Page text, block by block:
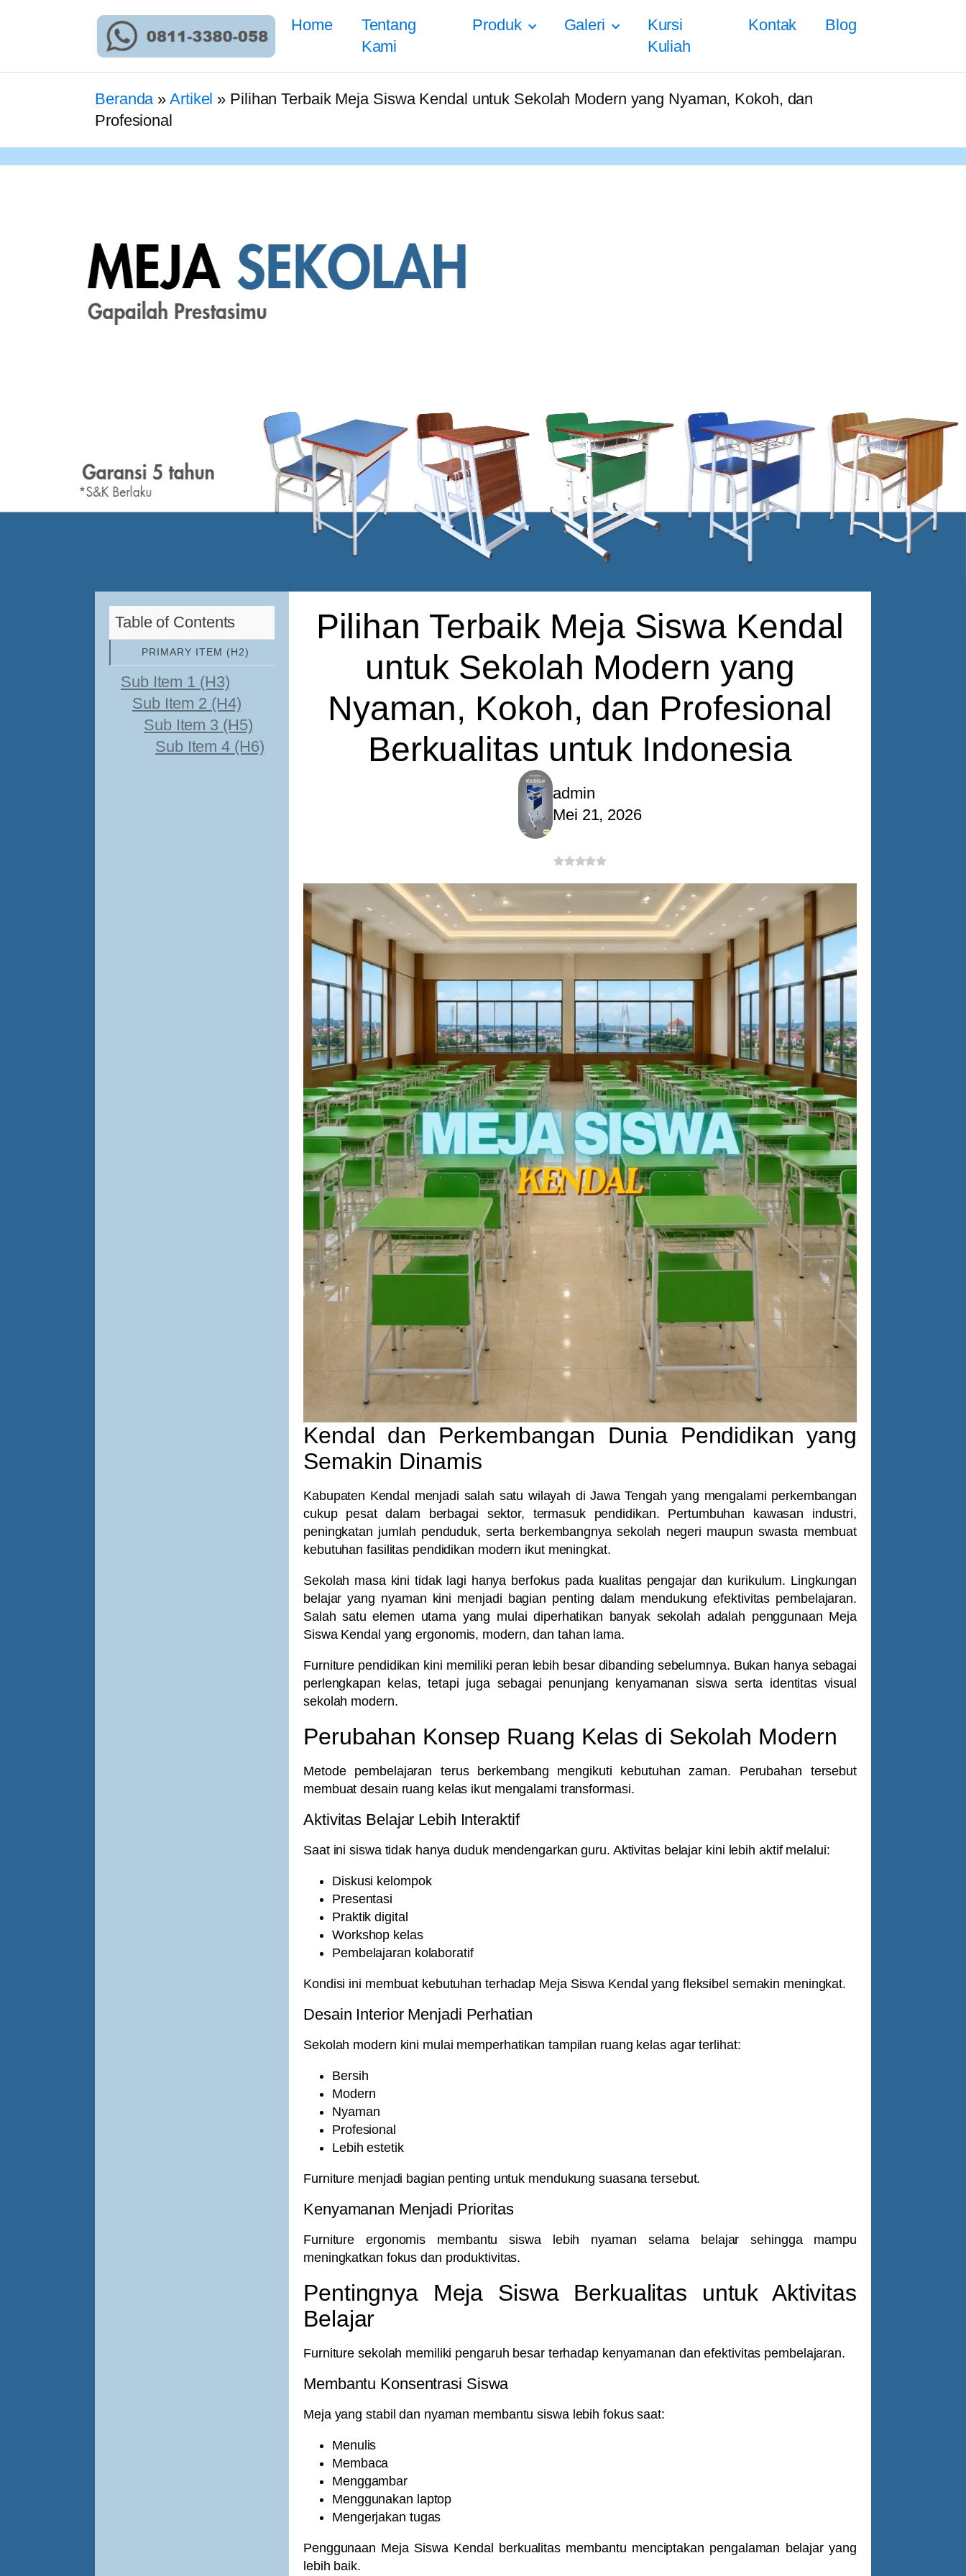
Home
Tentang
Kami
Produk Galeri
Kursi
Kuliah
Kontak Blog
Beranda»Artikel » Pilihan Terbaik Meja Siswa Kendal untuk Sekolah Modern yang Nyaman, Kokoh, dan
Profesional
Table of Contents
PRIMARY ITEM (H2)
Sub Item 1 (H3)
Sub Item 2 (H4)
Sub Item 3 (H5)
Sub Item 4 (H6)
Pilihan Terbaik Meja Siswa Kendal
untuk Sekolah Modern yang
Nyaman, Kokoh, dan Profesional
Berkualitas untuk Indonesia
admin
Mei 21, 2026
Kendal dan Perkembangan Dunia Pendidikan yang
Semakin Dinamis
Kabupaten Kendal menjadi salah satu wilayah di Jawa Tengah yang mengalami perkembangan
cukup pesat dalam berbagai sektor, termasuk pendidikan. Pertumbuhan kawasan industri,
peningkatan jumlah penduduk, serta berkembangnya sekolah negeri maupun swasta membuat
kebutuhan fasilitas pendidikan modern ikut meningkat.
Sekolah masa kini tidak lagi hanya berfokus pada kualitas pengajar dan kurikulum. Lingkungan
belajar yang nyaman kini menjadi bagian penting dalam mendukung efektivitas pembelajaran.
Salah satu elemen utama yang mulai diperhatikan banyak sekolah adalah penggunaan Meja
Siswa Kendal yang ergonomis, modern, dan tahan lama.
Furniture pendidikan kini memiliki peran lebih besar dibanding sebelumnya. Bukan hanya sebagai
perlengkapan kelas, tetapi juga sebagai penunjang kenyamanan siswa serta identitas visual
sekolah modern.
Perubahan Konsep Ruang Kelas di Sekolah Modern
Metode pembelajaran terus berkembang mengikuti kebutuhan zaman. Perubahan tersebut
membuat desain ruang kelas ikut mengalami transformasi.
Aktivitas Belajar Lebih Interaktif
Saat ini siswa tidak hanya duduk mendengarkan guru. Aktivitas belajar kini lebih aktif melalui:
Diskusi kelompok
Presentasi
Praktik digital
Workshop kelas
Pembelajaran kolaboratif
Kondisi ini membuat kebutuhan terhadap Meja Siswa Kendal yang fleksibel semakin meningkat.
Desain Interior Menjadi Perhatian
Sekolah modern kini mulai memperhatikan tampilan ruang kelas agar terlihat:
Bersih
Modern
Nyaman
Profesional
Lebih estetik
Furniture menjadi bagian penting untuk mendukung suasana tersebut.
Kenyamanan Menjadi Prioritas
Furniture ergonomis membantu siswa lebih nyaman selama belajar sehingga mampu
meningkatkan fokus dan produktivitas.
Pentingnya Meja Siswa Berkualitas untuk Aktivitas
Belajar
Furniture sekolah memiliki pengaruh besar terhadap kenyamanan dan efektivitas pembelajaran.
Membantu Konsentrasi Siswa
Meja yang stabil dan nyaman membantu siswa lebih fokus saat:
Menulis
Membaca
Menggambar
Menggunakan laptop
Mengerjakan tugas
Penggunaan Meja Siswa Kendal
berkualitas membantu menciptakan pengalaman belajar yang
lebih baik.